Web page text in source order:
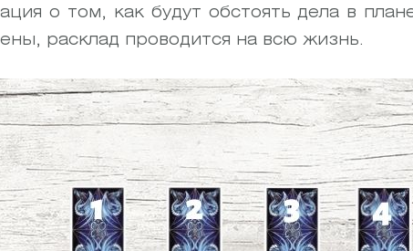
о том, как будут обстоять дела в
расклад проводится на всю жизнь.